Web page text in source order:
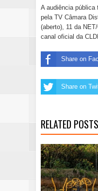
A audiência
pela TV Câmara
(aberto), 11 da
canal oficial da
Share on
Share on
RELATED POSTS